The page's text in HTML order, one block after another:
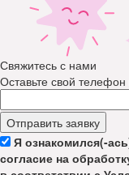
Свяжитесь с нами
Оставьте свой
Отправить заявку
Я ознакомился(-
согласие на